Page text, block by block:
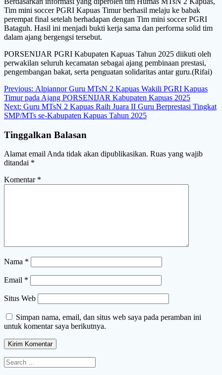
Tim mini soccer PGRI Kapuas Timur berhasil melaju ke babak
perempat final setelah berhadapan dengan Tim mini soccer PGRI
Bataguh. Hasil ini menjadi bukti kerja sama dan performa solid tim
dalam ajang bergengsi tersebut.
PORSENIJAR PGRI Kabupaten Kapuas Tahun 2025 diikuti oleh
perwakilan seluruh kecamatan sebagai ajang pembinaan prestasi,
pengembangan bakat, serta penguatan solidaritas antar guru.(Rifai)
Navigasi
pos
Previous: Previous
post:
Alpiannor Guru MTsN 2 Kapuas Wakili PGRI Kapuas
Timur pada Ajang PORSENIJAR Kabupaten Kapuas 2025
Next: Next
post:
Guru MTsN 2 Kapuas Raih Juara II Guru Berprestasi Tingkat
SMP/MTs se-Kabupaten Kapuas Tahun 2025
Tinggalkan Balasan
Alamat email Anda tidak akan dipublikasikan. Ruas yang wajib
ditandai *
Komentar *
Nama *
Email *
Situs Web
Simpan nama, email, dan situs web saya pada peramban ini
untuk komentar saya berikutnya.
Search
for: